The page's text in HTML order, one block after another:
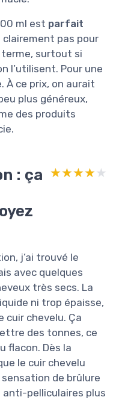
ml est parfait
clairement pas pour
terme, surtout si
l’utilisent. Pour une
À ce prix, on aurait
plus généreux,
des produits
: ça ★★★★★
★★★★★
j’ai trouvé le
avec quelques
très secs. La
ni trop épaisse,
chevelu. Ça
des tonnes, ce
flacon. Dès la
le cuir chevelu
de brûlure
anti-pelliculaires plus